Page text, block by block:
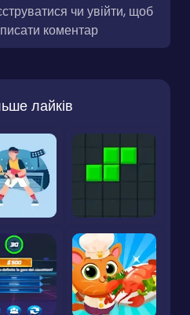
чи увійти, щоб
коментар
лайків